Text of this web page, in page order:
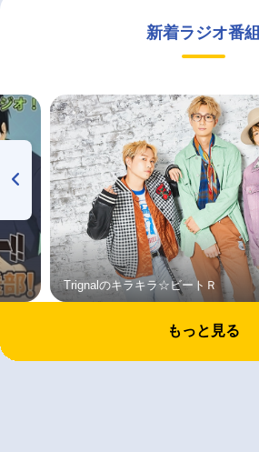
新着ラジオ番組
Trignalのキラキラ☆ビートＲ
もっと見る